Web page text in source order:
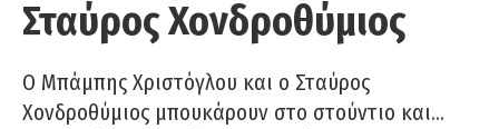
Σταύρος Χονδροθύμιος
O Μπάμπης Χριστόγλου και ο Σταύρος
Χονδροθύμιος μπουκάρουν στο στούντιο και…